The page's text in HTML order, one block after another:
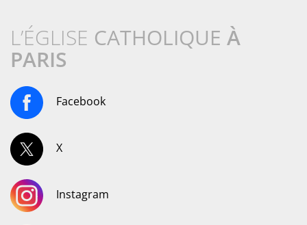
L’ÉGLISE CATHOLIQUE À
PARIS
Facebook
X
Instagram